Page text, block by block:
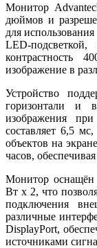
Монитор
дюймов и
для
LED-
контрастность
изображение в
Устройство
горизонтали и
изображения
составляет 6,5
объектов на
часов,
Монитор
Вт x 2, что
подключения
различные
DisplayPort,
источниками